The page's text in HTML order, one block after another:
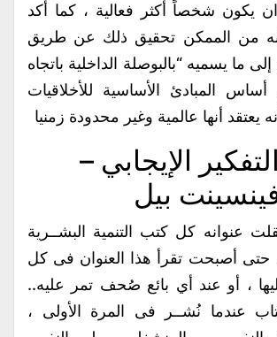
يكون شخصاً أكثر فعالية ، كما أكد
من الممكن تحقيق ذلك عن طريق
ما يسميه “بالبوصلة الداخلية باتجاه
المبادئ الأساسية للأخلاقيات
يعتقد أنها عالمية وغير محدودة زمنيا
الإيجابي –
بيل
عنوانه كل كتب التنمية البشــرية
، حتى أصبحت تقرأ هذا العنوان فى كل
، أو عند أي بائع صُحف تمر عليه..
عندما نُشــر فى المرة الأولى ،